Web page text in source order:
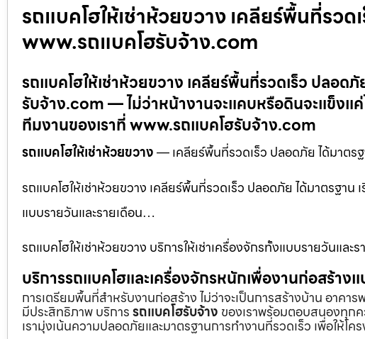
รถแบคโฮให้เช่าห้วยขวาง เคลียร์พื้นที่รว
www.รถแบคโฮรับจ้าง.com
รถแบคโฮให้เช่าห้วยขวาง เคลียร์พื้นที่รวดเร็ว ปลอด
รับจ้าง.com — ไม่ว่าหน้างานจะแคบหรือดินจะแข็งแ
ทีมงานของเราที่ www.รถแบคโฮรับจ้าง.com
รถแบคโฮให้เช่าห้วยขวาง— เคลียร์พื้นที่รวดเร็ว ปลอดภัย ได้มาตร
รถแบคโฮให้เช่าห้วยขวาง เคลียร์พื้นที่รวดเร็ว ปลอดภัย ได้มาตรฐา
แบบรายวันและรายเดือน…
รถแบคโฮให้เช่าห้วยขวาง บริการให้เช่าเครื่องจักรทั้งแบบรายวันและร
บริการรถแบคโฮและเครื่องจักรหนักเพื่องานก่อสร้าง
การเตรียมพื้นที่สำหรับงานก่อสร้าง ไม่ว่าจะเป็นการสร้างบ้าน อาค
มีประสิทธิภาพ บริการรถแบคโฮรับจ้าง ของเราพร้อมตอบสนองทุก
เรามุ่งเน้นความปลอดภัยและมาตรฐานการทำงานที่รวดเร็ว เพื่อให้โ